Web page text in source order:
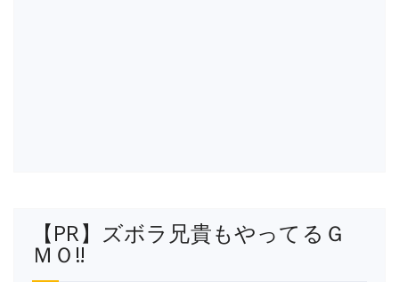
【PR】ズボラ兄貴もやってるＧ
ＭＯ‼